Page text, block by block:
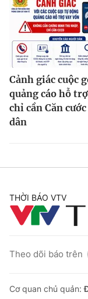
Cảnh giác cuộc
quảng cáo hỗ
chỉ cần Căn
dân
THỜI BÁO VTV
Theo dõi báo trên
Cơ quan chủ quản: